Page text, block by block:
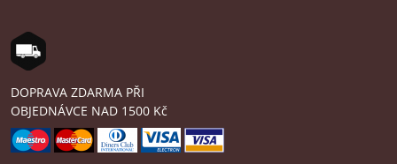
DOPRAVA ZDARMA PŘI
OBJEDNÁVCE NAD 1500 Kč